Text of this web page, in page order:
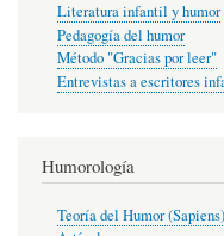
Literatura infantil y humor
Pedagogía del humor
Método "Gracias por leer"
Entrevistas a escritores
Humorología
Teoría del Humor (Sapiens)